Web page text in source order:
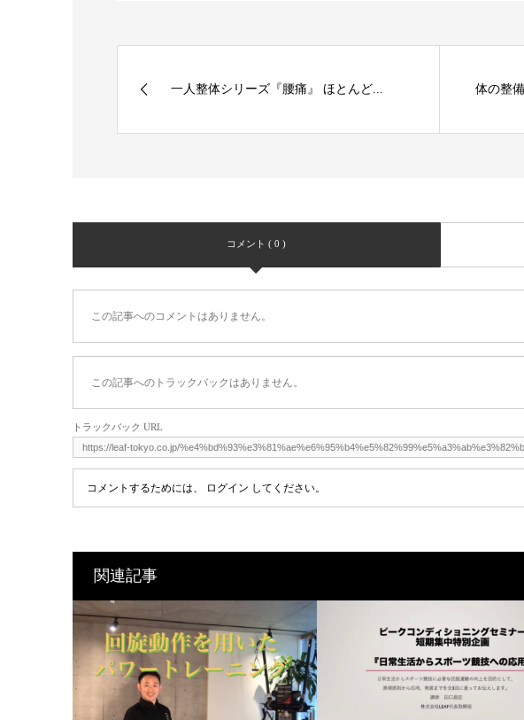
一人整体シリーズ『腰痛』 ほとんど... 体の整
コメント ( 0 )
この記事へのコメントはありません。
この記事へのトラックバックはありません。
トラックバック URL
コメントするためには、 ログイン してください。
関連記事